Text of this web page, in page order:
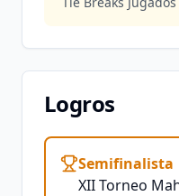
Logros
Semifinalista
XII Torneo